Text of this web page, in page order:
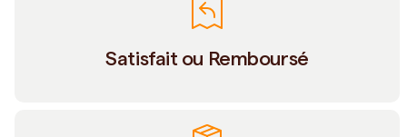
Satisfait ou Remboursé